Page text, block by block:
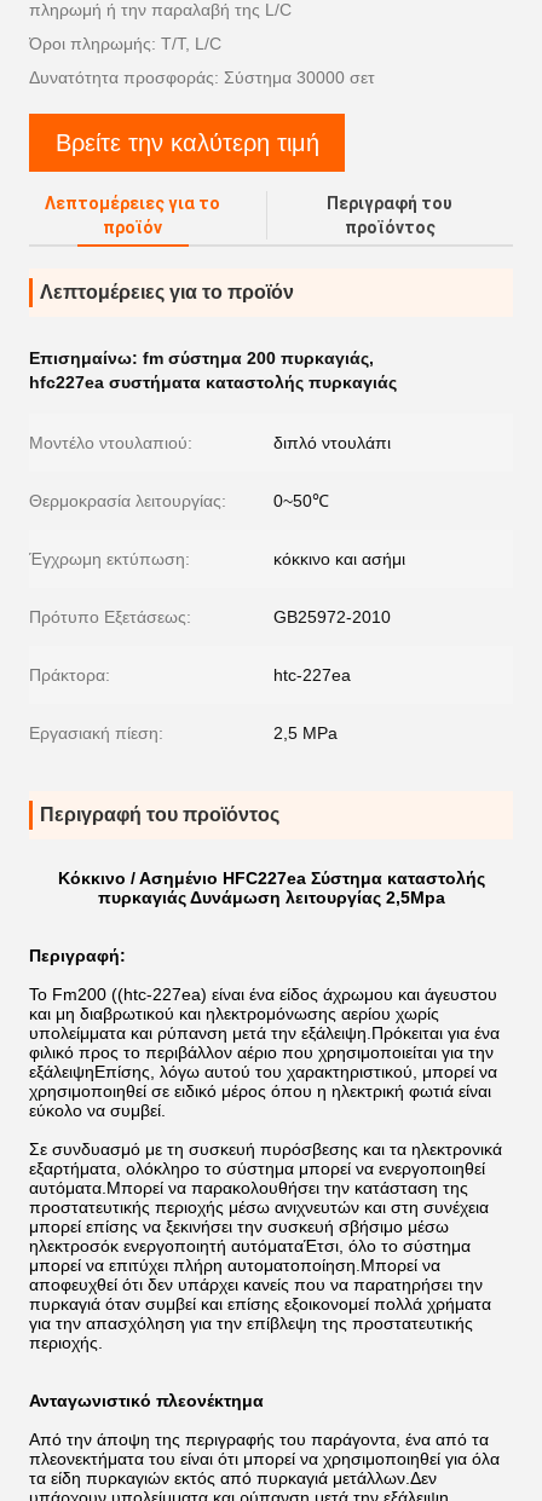
πληρωμή ή την παραλαβή της L/C
Όροι πληρωμής: T/T, L/C
Δυνατότητα προσφοράς: Σύστημα 30000 σετ
Βρείτε την καλύτερη τιμή
Λεπτομέρειες για το
προϊόν
Περιγραφή του
προϊόντος
Λεπτομέρειες για το προϊόν
Επισημαίνω: fm σύστημα 200 πυρκαγιάς,
hfc227ea συστήματα καταστολής πυρκαγιάς
Μοντέλο ντουλαπιού: διπλό ντουλάπι
Θερμοκρασία λειτουργίας: 0~50℃
Έγχρωμη εκτύπωση: κόκκινο και ασήμι
Πρότυπο Εξετάσεως: GB25972-2010
Πράκτορα: htc-227ea
Εργασιακή πίεση: 2,5 MPa
Περιγραφή του προϊόντος
Κόκκινο / Ασημένιο HFC227ea Σύστημα καταστολής
πυρκαγιάς Δυνάμωση λειτουργίας 2,5Mpa
Περιγραφή:
Το Fm200 ((htc-227ea) είναι ένα είδος άχρωμου και άγευστου
και μη διαβρωτικού και ηλεκτρομόνωσης αερίου χωρίς
υπολείμματα και ρύπανση μετά την εξάλειψη.Πρόκειται για ένα
φιλικό προς το περιβάλλον αέριο που χρησιμοποιείται για την
εξάλειψηΕπίσης, λόγω αυτού του χαρακτηριστικού, μπορεί να
χρησιμοποιηθεί σε ειδικό μέρος όπου η ηλεκτρική φωτιά είναι
εύκολο να συμβεί.
Σε συνδυασμό με τη συσκευή πυρόσβεσης και τα ηλεκτρονικά
εξαρτήματα, ολόκληρο το σύστημα μπορεί να ενεργοποιηθεί
αυτόματα.Μπορεί να παρακολουθήσει την κατάσταση της
προστατευτικής περιοχής μέσω ανιχνευτών και στη συνέχεια
μπορεί επίσης να ξεκινήσει την συσκευή σβήσιμο μέσω
ηλεκτροσόκ ενεργοποιητή αυτόματαΈτσι, όλο το σύστημα
μπορεί να επιτύχει πλήρη αυτοματοποίηση.Μπορεί να
αποφευχθεί ότι δεν υπάρχει κανείς που να παρατηρήσει την
πυρκαγιά όταν συμβεί και επίσης εξοικονομεί πολλά χρήματα
για την απασχόληση για την επίβλεψη της προστατευτικής
περιοχής.
Ανταγωνιστικό πλεονέκτημα
Από την άποψη της περιγραφής του παράγοντα, ένα από τα
πλεονεκτήματα του είναι ότι μπορεί να χρησιμοποιηθεί για όλα
τα είδη πυρκαγιών εκτός από πυρκαγιά μετάλλων.Δεν